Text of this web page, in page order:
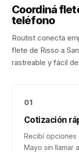
Coordiná
teléfono
Routist conecta
flete de Risso a
rastreable y fácil
01
Cotización
Recibí opciones
Mayo sin llamar